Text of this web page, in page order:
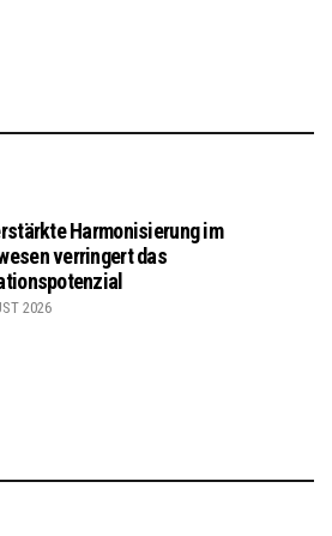
Harmonisierung im
verringert das
2026